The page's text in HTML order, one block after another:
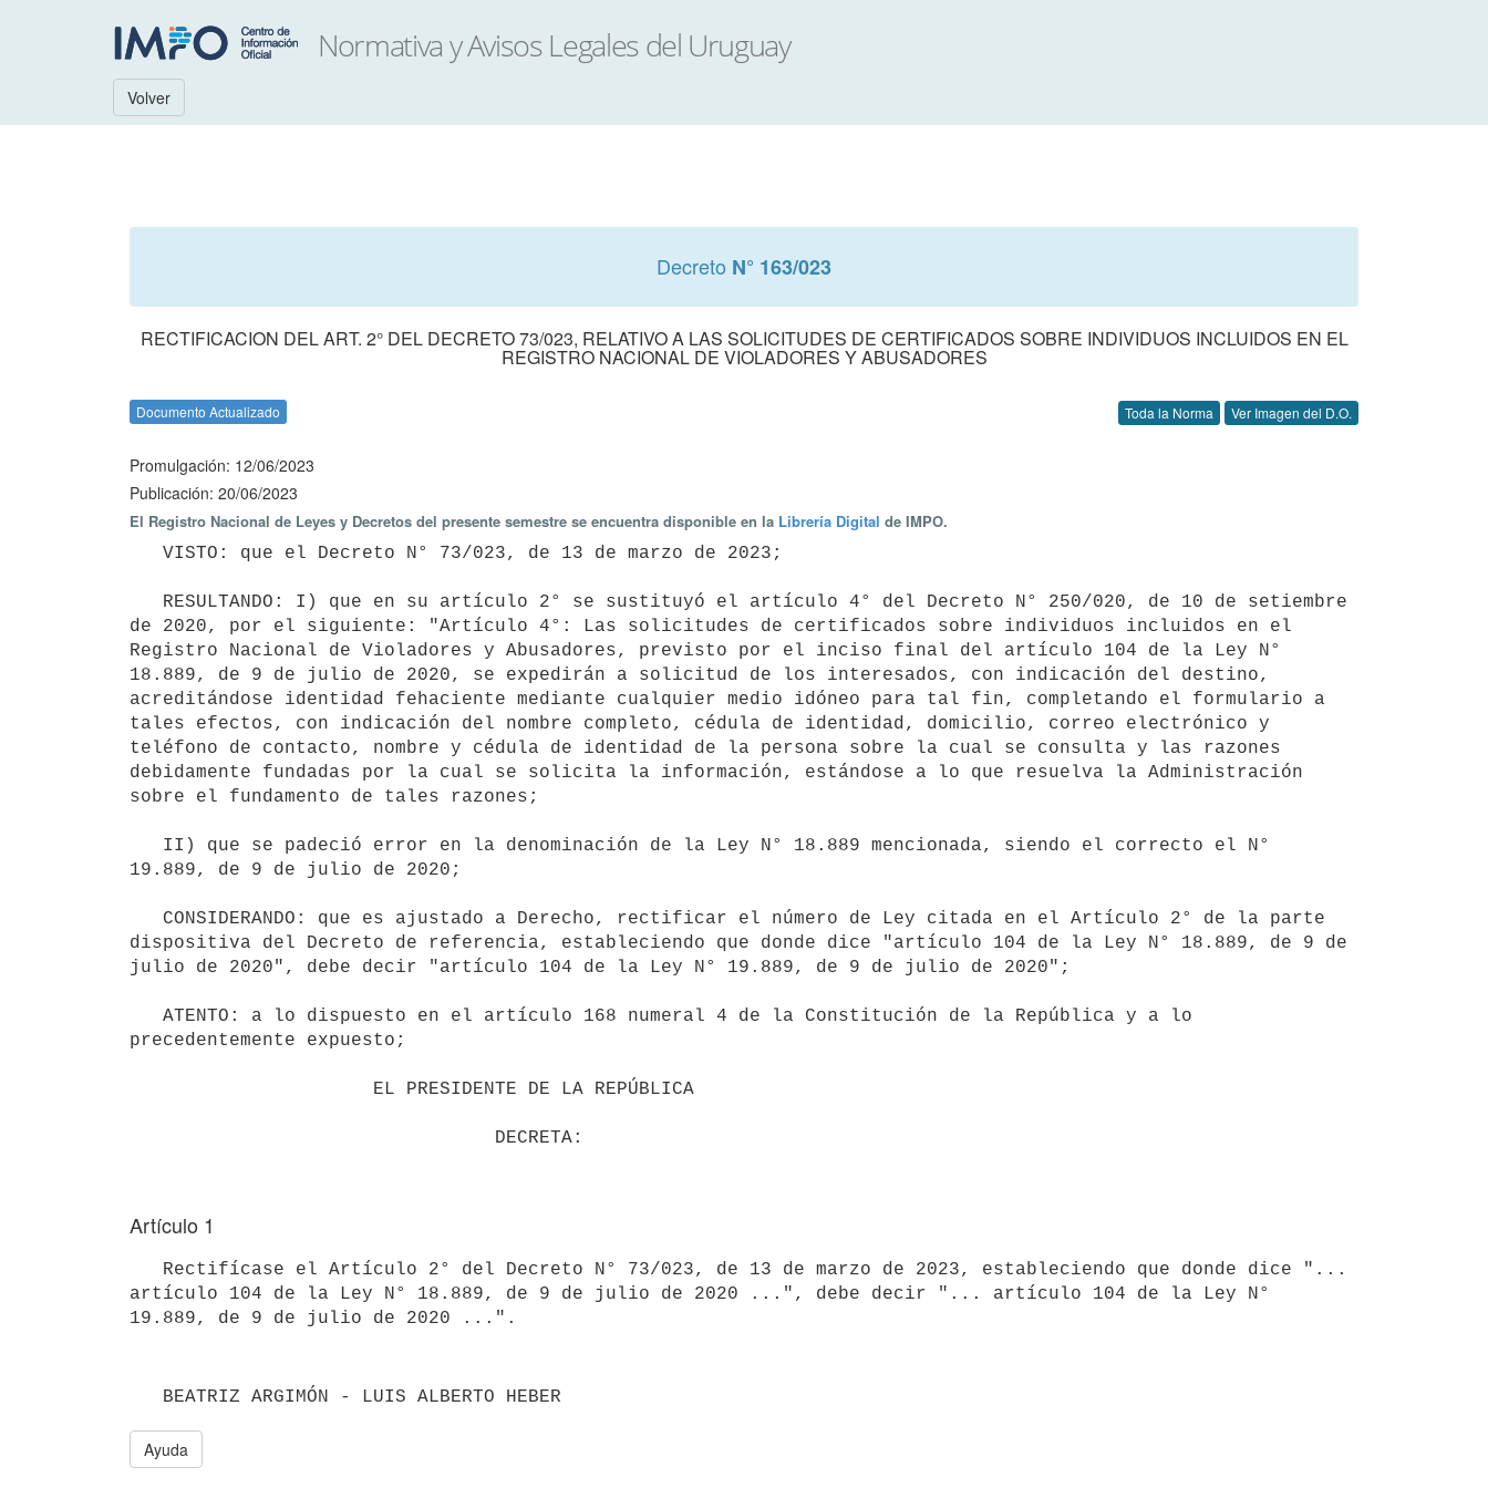
Volver
Decreto N° 163/023
RECTIFICACION DEL ART. 2° DEL DECRETO 73/023, RELATIVO A LAS SOLICITUDES DE CERTIFICADOS SOBRE INDIVIDUOS INCLUIDOS EN EL
REGISTRO NACIONAL DE VIOLADORES Y ABUSADORES
Documento Actualizado Toda la Norma Ver Imagen del D.O.
Promulgación: 12/06/2023
Publicación: 20/06/2023
El Registro Nacional de Leyes y Decretos del presente semestre se encuentra disponible en la Librería Digital de IMPO.
de 2020, por el siguiente: "Artículo 4°: Las solicitudes de certificados sobre individuos incluidos en el
Registro Nacional de Violadores y Abusadores, previsto por el inciso final del artículo 104 de la Ley N°
18.889, de 9 de julio de 2020, se expedirán a solicitud de los interesados, con indicación del destino,
acreditándose identidad fehaciente mediante cualquier medio idóneo para tal fin, completando el formulario a
tales efectos, con indicación del nombre completo, cédula de identidad, domicilio, correo electrónico y
teléfono de contacto, nombre y cédula de identidad de la persona sobre la cual se consulta y las razones
debidamente fundadas por la cual se solicita la información, estándose a lo que resuelva la Administración
sobre el fundamento de tales razones;
19.889, de 9 de julio de 2020;
dispositiva del Decreto de referencia, estableciendo que donde dice "artículo 104 de la Ley N° 18.889, de 9 de
julio de 2020", debe decir "artículo 104 de la Ley N° 19.889, de 9 de julio de 2020";
precedentemente expuesto;
Artículo 1
artículo 104 de la Ley N° 18.889, de 9 de julio de 2020 ...", debe decir "... artículo 104 de la Ley N°
   BEATRIZ ARGIMÓN - LUIS ALBERTO HEBER
Ayuda